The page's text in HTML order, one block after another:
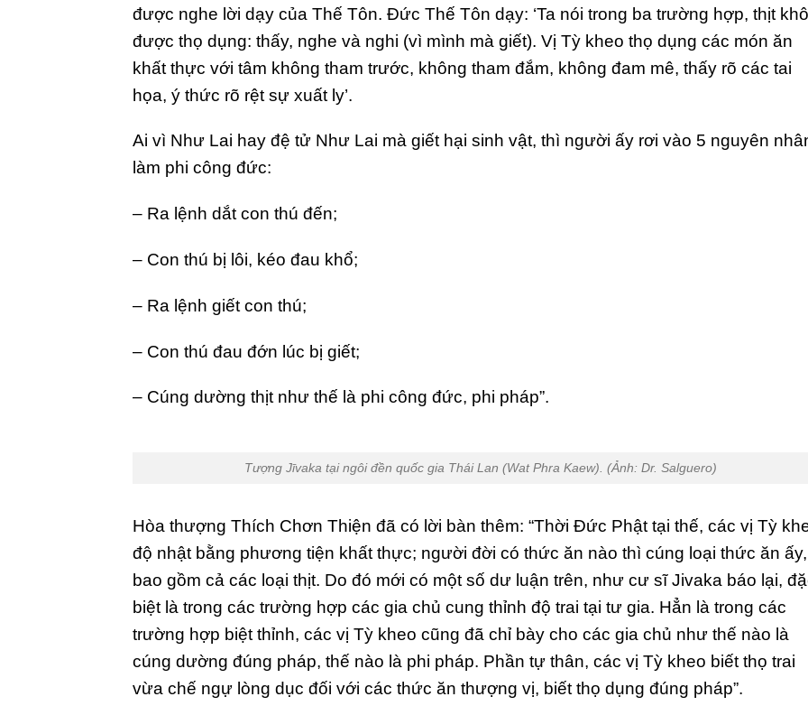
được nghe lời dạy của Thế Tôn. Đức Thế Tôn dạy: ‘Ta nói trong ba trường hợp, thịt
được thọ dụng: thấy, nghe và nghi (vì mình mà giết). Vị Tỳ kheo thọ dụng các món ăn
khất thực với tâm không tham trước, không tham đắm, không đam mê, thấy rõ các tai
họa, ý thức rõ rệt sự xuất ly’.
Ai vì Như Lai hay đệ tử Như Lai mà giết hại sinh vật, thì người ấy rơi vào 5 nguyên
làm phi công đức:
– Ra lệnh dắt con thú đến;
– Con thú bị lôi, kéo đau khổ;
– Ra lệnh giết con thú;
– Con thú đau đớn lúc bị giết;
– Cúng dường thịt như thế là phi công đức, phi pháp”.
Tượng Jīvaka tại ngôi đền quốc gia Thái Lan (Wat Phra Kaew). (Ảnh: Dr. Salguero)
Hòa thượng Thích Chơn Thiện đã có lời bàn thêm: “Thời Đức Phật tại thế, các vị Tỳ
độ nhật bằng phương tiện khất thực; người đời có thức ăn nào thì cúng loại thức ăn ấy,
bao gồm cả các loại thịt. Do đó mới có một số dư luận trên, như cư sĩ Jivaka báo lại,
biệt là trong các trường hợp các gia chủ cung thỉnh độ trai tại tư gia. Hẳn là trong các
trường hợp biệt thỉnh, các vị Tỳ kheo cũng đã chỉ bày cho các gia chủ như thế nào là
cúng dường đúng pháp, thế nào là phi pháp. Phần tự thân, các vị Tỳ kheo biết thọ trai
vừa chế ngự lòng dục đối với các thức ăn thượng vị, biết thọ dụng đúng pháp”.